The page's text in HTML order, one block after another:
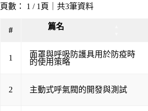
頁數： 1 / 1頁｜共3筆資料
# 篇名
1
面罩與呼吸防護具用於防疫時
的使用策略
2 主動式呼氣閥的開發與測試